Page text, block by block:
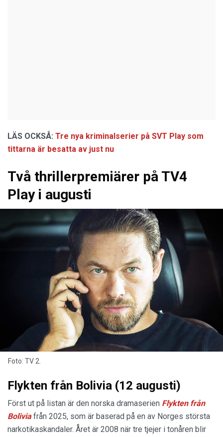
LÄS OCKSÅ: Tre nya kriminalserier på SVT Play som
tittarna är besatta av just nu
Två thrillerpremiärer på TV4
Play i augusti
Foto: TV 2.
Flykten från Bolivia (12 augusti)
Först ut på listan är den norska dramaserien Flykten från
Boliviafrån 2025, som är baserad på en av Norges största
narkotikaskandaler. Året är 2008 när tre tjejer i tonåren blir